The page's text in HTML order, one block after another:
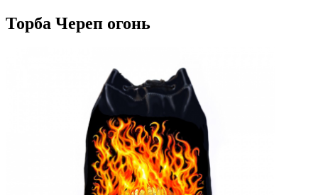
Торба Череп огонь